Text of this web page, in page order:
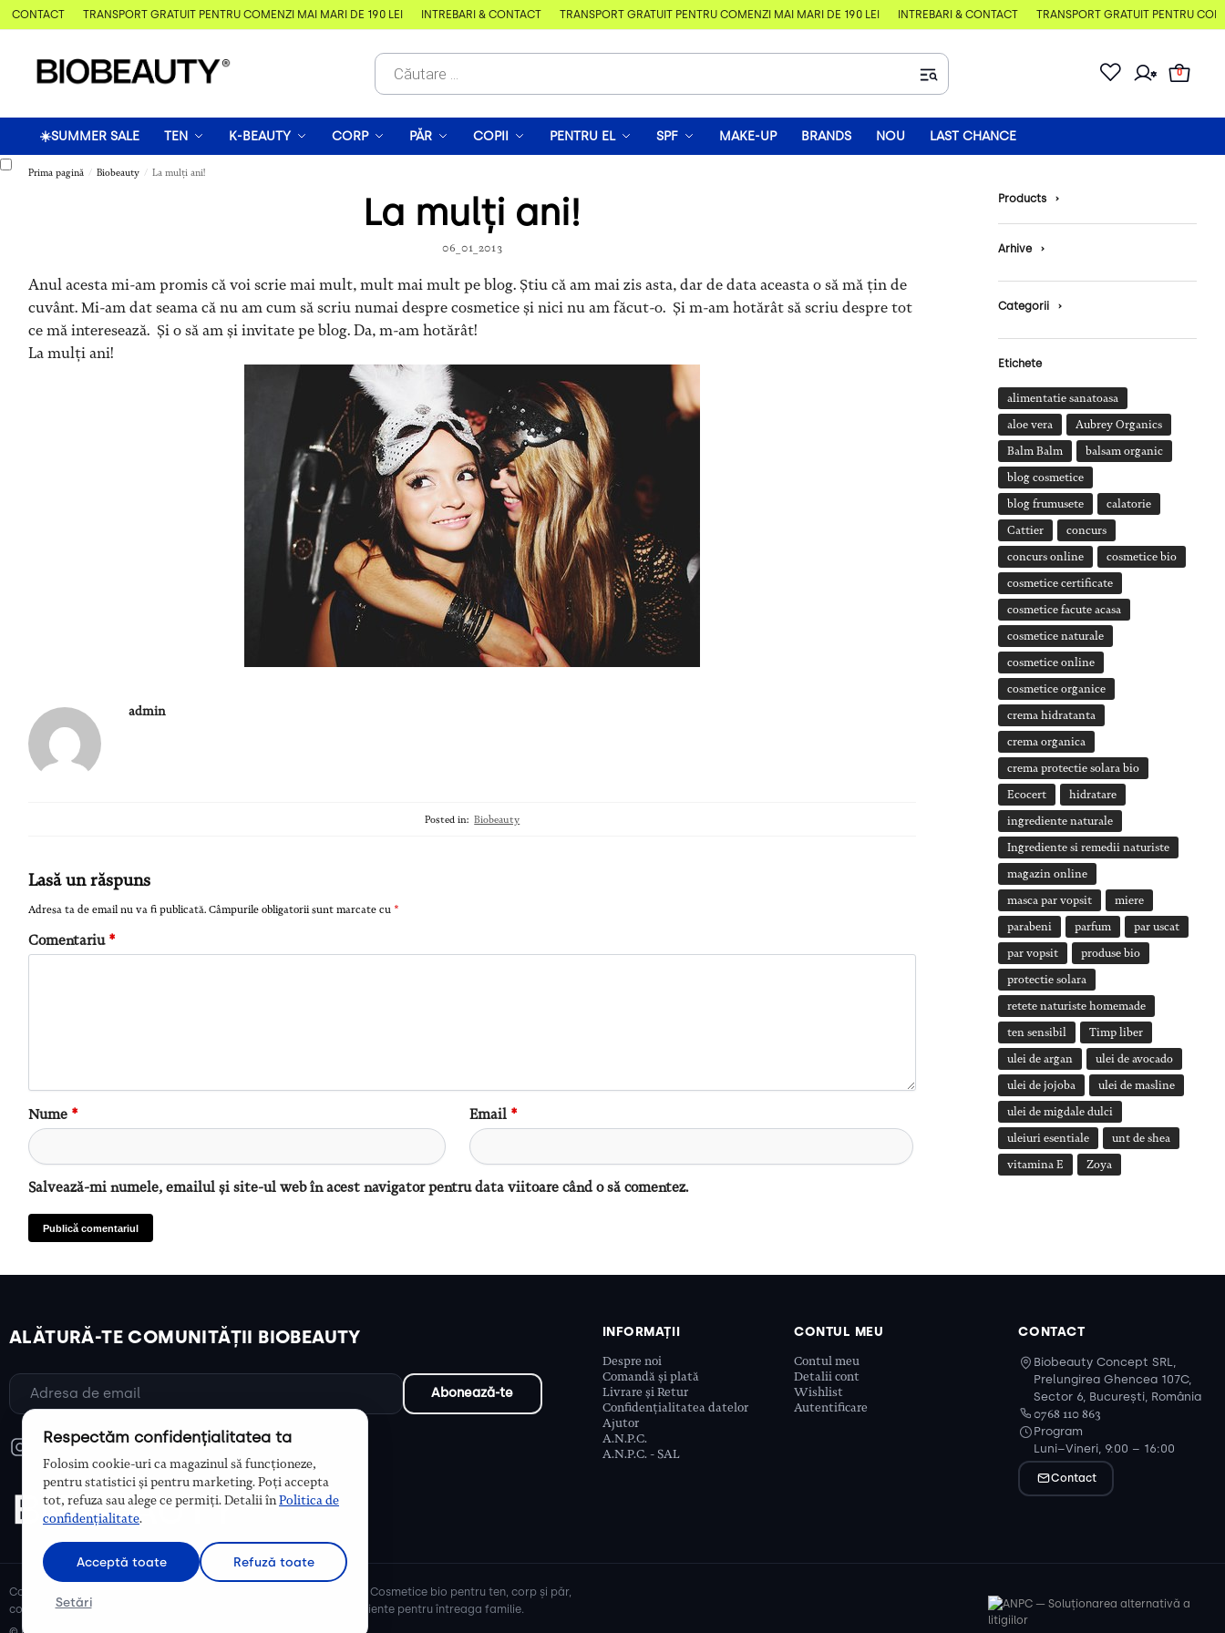
TRANSPORT GRATUIT PENTRU COMENZI MAI MARI DE 190 LEI ÎNTREBĂRI & CONTACT TRANSPORT GRATUIT PENTRU COMENZI MAI MARI DE 190 LEI ÎNTREBĂRI & CONTACT TRANSPORT GRATUIT PENTRU
0
☀️SUMMER SALE TEN K-BEAUTY CORP PĂR COPII PENTRU EL SPF MAKE-UP BRANDS NOU LAST CHANCE
Prima pagină / Biobeauty / La mulți ani!
La mulți ani!
06_01_2013
Anul acesta mi-am promis că voi scrie mai mult, mult mai mult pe blog. Știu că am mai zis asta, dar de data aceasta o să mă țin de
cuvânt. Mi-am dat seama că nu am cum să scriu numai despre cosmetice și nici nu am făcut-o. Și m-am hotărât să scriu despre tot
ce mă interesează. Și o să am și invitate pe blog. Da, m-am hotărât!
La mulți ani!
admin
Posted in: Biobeauty
Lasă un răspuns
Adresa ta de email nu va fi publicată. Câmpurile obligatorii sunt marcate cu *
Comentariu *
Nume * Email *
Salvează-mi numele, emailul și site-ul web în acest navigator pentru data viitoare când o să comentez.
Products ›
Arhive ›
Categorii ›
Etichete
alimentatie sanatoasa
aloe vera Aubrey Organics
Balm Balm balsam organic
blog cosmetice
blog frumusete calatorie
Cattier concurs
concurs online cosmetice bio
cosmetice certificate
cosmetice facute acasa
cosmetice naturale
cosmetice online
cosmetice organice
crema hidratanta
crema organica
crema protectie solara bio
Ecocert hidratare
ingrediente naturale
Ingrediente si remedii naturiste
magazin online
masca par vopsit miere
parabeni parfum par uscat
par vopsit produse bio
protectie solara
retete naturiste homemade
ten sensibil Timp liber
ulei de argan ulei de avocado
ulei de jojoba ulei de masline
ulei de migdale dulci
uleiuri esentiale unt de shea
vitamina E Zoya
ALĂTURĂ-TE COMUNITĂȚII BIOBEAUTY INFORMAȚII
Despre noi
Comandă și plată
Livrare și Retur
Confidențialitatea datelor
Ajutor
A.N.P.C.
A.N.P.C. - SAL
CONTUL MEU
Contul meu
Detalii cont
Wishlist
Autentificare
CONTACT
Biobeauty Concept SRL,
Prelungirea Ghencea 107C,
Sector 6, București, România
0768 110 863
Program
Luni–Vineri, 9:00 – 16:00
Contact
Cosmetice bio și naturale, ulei de argan, ulei de cocos, unt de shea. Cosmetice bio pentru ten, corp și păr,
cosmetice naturale pentru mămici și copii, cosmetice organice eficiente pentru întreaga familie.
Respectăm confidențialitatea ta
Folosim cookie-uri ca magazinul să funcționeze,
pentru statistici și pentru marketing. Poți accepta
tot, refuza sau alege ce permiți. Detalii înPolitica de
confidențialitate.
Acceptă toate Refuză toate
Setări